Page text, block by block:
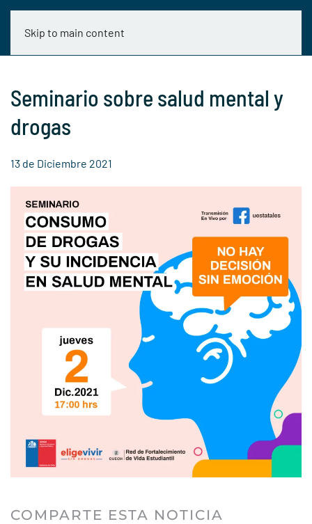
Skip to main content
Seminario sobre salud mental y
drogas
13 de Diciembre 2021
COMPARTE ESTA NOTICIA